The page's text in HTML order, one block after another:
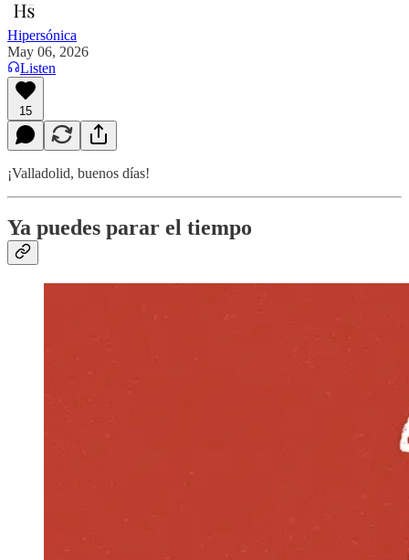
Hipersónica
May 06, 2026
Listen
15
¡Valladolid, buenos días!
Ya puedes parar el tiempo